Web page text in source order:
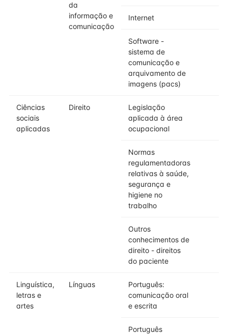
da
informação e
comunicação
Internet
Software -
sistema de
comunicação e
arquivamento de
imagens (pacs)
Ciências
sociais
aplicadas
Direito
Legislação
aplicada à área
ocupacional
Normas
regulamentadoras
relativas à saúde,
segurança e
higiene no
trabalho
Outros
conhecimentos de
direito - direitos
do paciente
Linguística,
letras e
artes
Línguas
Português:
comunicação oral
e escrita
Português